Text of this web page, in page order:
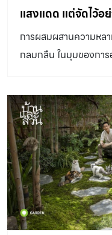
และให้โจทย์กับตัวเองว่า
แก่นจันทร์ จาก ร่มรื่นแล
จากที่ได้ไปดูสวนที่ปร
ไม้ระดับล่างจะมีความ
หลายมากกว่าครับ ต้น
ขนาดเล็ก ไม่ใช่เพราะว่
บางอย่างก็เป็นต้นไม้ที่
เพื่อรักษาขนาดและรูปท
กว่าการตัดแต่งเป็นพุ่ม
สวนญี่ปุ่นคือทางเดินใน
เดินในสวนใช้แพทเทิ
แสงแดด แต่จัดไว้อ
การผสมผสานความหล
กลมกลืน ในมุมของกา
สถาปัตยกรรมของบ้าน
มาถึงสวนรอบบ้าน ที่มีค
แต่ต้องรวมกันเป็นหนึ่ง
รายการบ้านและสวนที
เดียวกัน ซึ่งตรงกับคว
สวนหลายสไตล์เช่นกัน
ได้อย่างกลมกลืน ไม่แ